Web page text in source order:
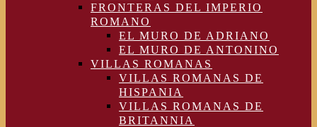
FRONTERAS DEL IMPERIO
ROMANO
EL MURO DE ADRIANO
EL MURO DE ANTONINO
VILLAS ROMANAS
VILLAS ROMANAS DE
HISPANIA
VILLAS ROMANAS DE
BRITANNIA